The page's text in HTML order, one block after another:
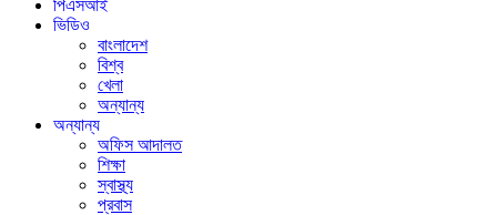
পিএসআই
ভিডিও
বাংলাদেশ
বিশ্ব
খেলা
অন্যান্য
অন্যান্য
অফিস আদালত
শিক্ষা
স্বাস্থ্য
প্রবাস